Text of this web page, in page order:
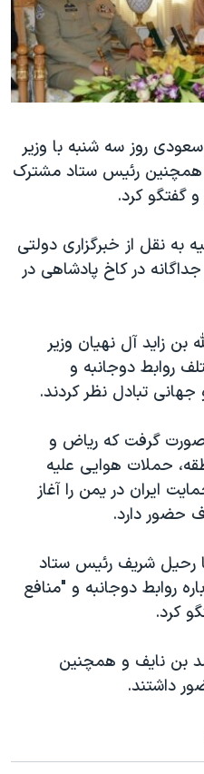
صلح
روز سه شنبه با وزیر
همچنین رئیس ستاد مشترک
گفتگو کرد.
به نقل از خبرگزاری دولتی
در کاخ پادشاهی در
بن زاید آل نهیان وزیر
روابط دوجانبه و
تبادل نظر کردند.
صورت گرفت که ریاض و
حملات هوایی علیه
ایران در یمن را آغاز
حضور دارد.
رحیل شریف رئیس ستاد
روابط دوجانبه و "منافع
کرد.
بن نایف و همچنین
داشتند.